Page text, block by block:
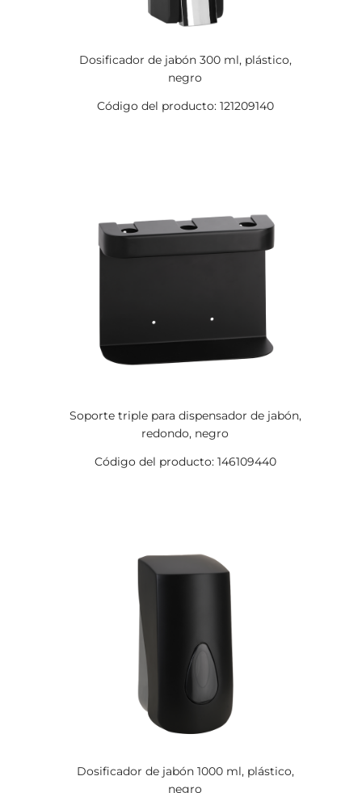
Dosificador de jabón 300 ml, plástico,
negro
Código del producto: 121209140
Soporte triple para dispensador de jabón,
redondo, negro
Código del producto: 146109440
Dosificador de jabón 1000 ml, plástico,
negro